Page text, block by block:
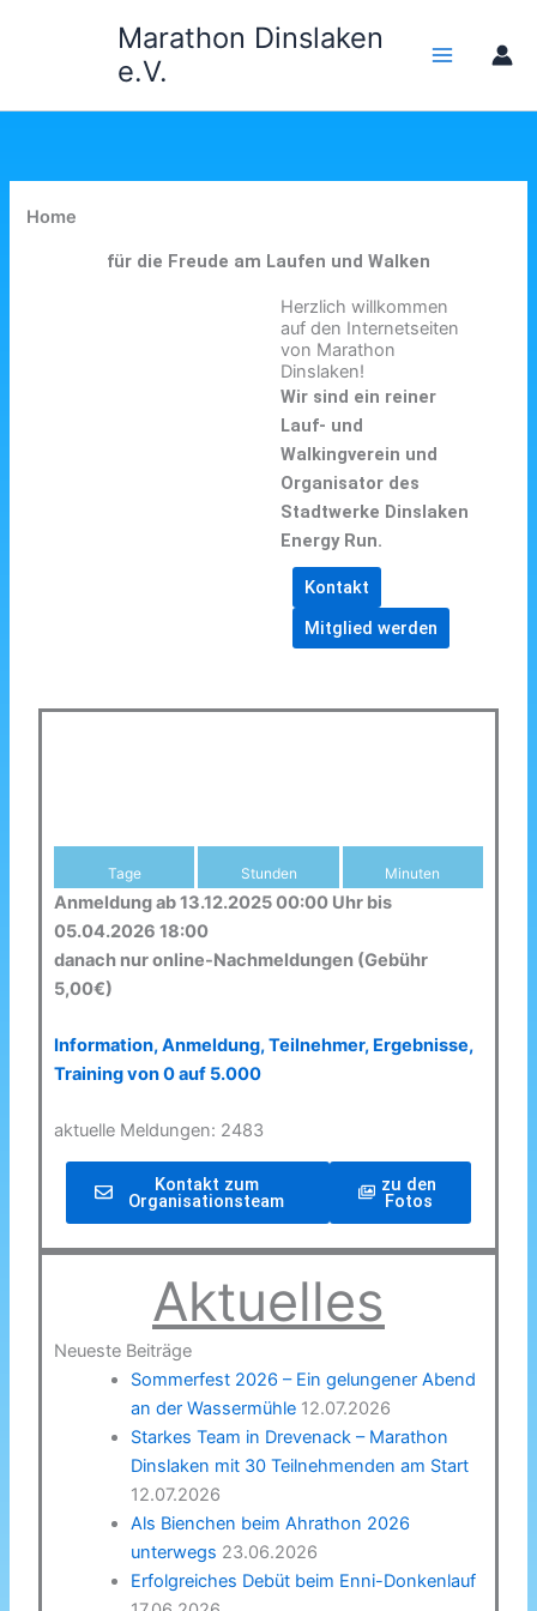
Marathon Dinslaken
e.V.
Home
für die Freude am Laufen und Walken
Herzlich willkommen
auf den Internetseiten
von Marathon
Dinslaken!
Wir sind ein reiner
Lauf- und
Walkingverein und
Organisator des
Stadtwerke Dinslaken
Energy Run.
Kontakt
Mitglied werden
Tage Stunden Minuten
Anmeldung ab 13.12.2025 00:00 Uhr bis
05.04.2026 18:00
danach nur online-Nachmeldungen (Gebühr
5,00€)
Information, Anmeldung, Teilnehmer, Ergebnisse,
Training von 0 auf 5.000
aktuelle Meldungen: 2483
Kontakt zum
Organisationsteam
zu den
Fotos
Aktuelles
Neueste Beiträge
Sommerfest 2026 – Ein gelungener Abend
an der Wassermühle 12.07.2026
Starkes Team in Drevenack – Marathon
Dinslaken mit 30 Teilnehmenden am Start
12.07.2026
Als Bienchen beim Ahrathon 2026
unterwegs 23.06.2026
Erfolgreiches Debüt beim Enni-Donkenlauf